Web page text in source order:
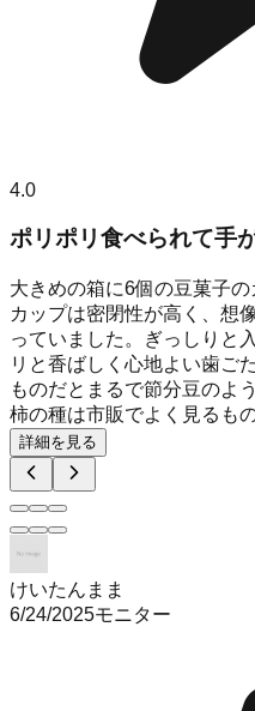
4.0
ポリポリ食べられて手
大きめの箱に6個の豆菓子の
カップは密閉性が高く、想
っていました。ぎっしりと
リと香ばしく心地よい歯ご
ものだとまるで節分豆のよ
柿の種は市販でよく見るも
詳細を見る
けいたんまま
6/24/2025モニター